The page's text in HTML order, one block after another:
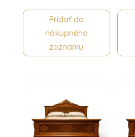
Pridať do
nákupného
zoznamu